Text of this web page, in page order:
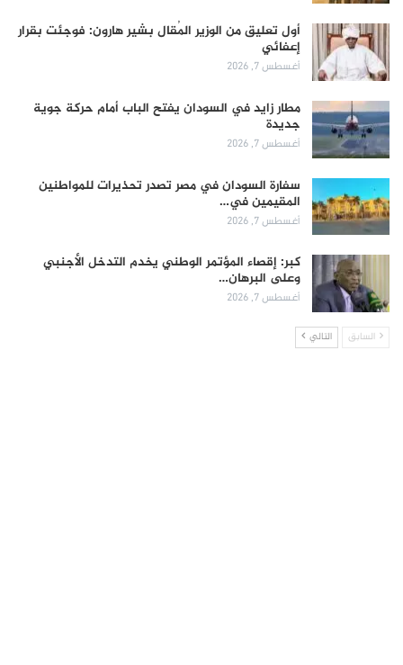
أول تعليق من الوزير المُقال بشير هارون: فوجئت بقرار
إعفائي
أغسطس 7, 2026
مطار زايد في السودان يفتح الباب أمام حركة جوية
جديدة
أغسطس 7, 2026
سفارة السودان في مصر تصدر تحذيرات للمواطنين
المقيمين في…
أغسطس 7, 2026
كبر: إقصاء المؤتمر الوطني يخدم التدخل الأجنبي
وعلى البرهان…
أغسطس 7, 2026
السابق التالي